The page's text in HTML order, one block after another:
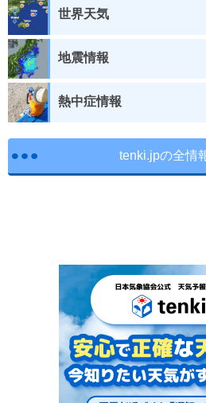
世界天気
地震情報
熱中症情報
tenki.jpの全情